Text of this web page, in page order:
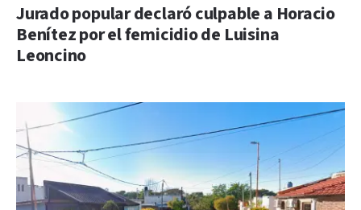
Jurado popular declaró culpable a Horacio
Benítez por el femicidio de Luisina
Leoncino